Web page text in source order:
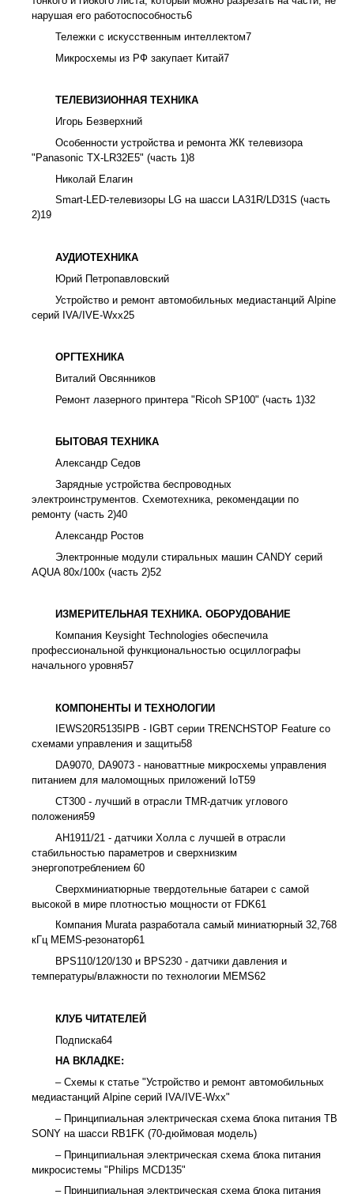
нарушая его работоспособность6
Тележки с искусственным интеллектом7
Микросхемы из РФ закупает Китай7
ТЕЛЕВИЗИОННАЯ ТЕХНИКА
Игорь Безверхний
Особенности устройства и ремонта ЖК телевизора
"Panasonic TX-LR32E5" (часть 1)8
Николай Елагин
Smart-LED-телевизоры LG на шасси LA31R/LD31S (часть
2)19
АУДИОТЕХНИКА
Юрий Петропавловский
Устройство и ремонт автомобильных медиастанций Alpine
серий IVA/IVE-Wxx25
ОРГТЕХНИКА
Виталий Овсянников
Ремонт лазерного принтера "Ricoh SP100" (часть 1)32
БЫТОВАЯ ТЕХНИКА
Александр Седов
Зарядные устройства беспроводных
электроинструментов. Схемотехника, рекомендации по
ремонту (часть 2)40
Александр Ростов
Электронные модули стиральных машин CANDY серий
AQUA 80x/100x (часть 2)52
ИЗМЕРИТЕЛЬНАЯ ТЕХНИКА. ОБОРУДОВАНИЕ
Компания Keysight Technologies обеспечила
профессиональной функциональностью осциллографы
начального уровня57
КОМПОНЕНТЫ И ТЕХНОЛОГИИ
IEWS20R5135IPB - IGBT серии TRENCHSTOP Feature со
схемами управления и защиты58
DA9070, DA9073 - нановаттные микросхемы управления
питанием для маломощных приложений IoT59
CT300 - лучший в отрасли TMR-датчик углового
положения59
AH1911/21 - датчики Холла с лучшей в отрасли
стабильностью параметров и сверхнизким
энергопотреблением 60
Сверхминиатюрные твердотельные батареи с самой
высокой в мире плотностью мощности от FDK61
Компания Murata разработала самый миниатюрный 32,768
кГц MEMS-резонатор61
BPS110/120/130 и BPS230 - датчики давления и
температуры/влажности по технологии MEMS62
КЛУБ ЧИТАТЕЛЕЙ
Подписка64
НА ВКЛАДКЕ:
– Схемы к статье "Устройство и ремонт автомобильных
медиастанций Alpine серий IVA/IVE-Wxx"
– Принципиальная электрическая схема блока питания ТВ
SONY на шасси RB1FK (70-дюймовая модель)
– Принципиальная электрическая схема блока питания
микросистемы "Philips MCD135"
– Принципиальная электрическая схема блока питания